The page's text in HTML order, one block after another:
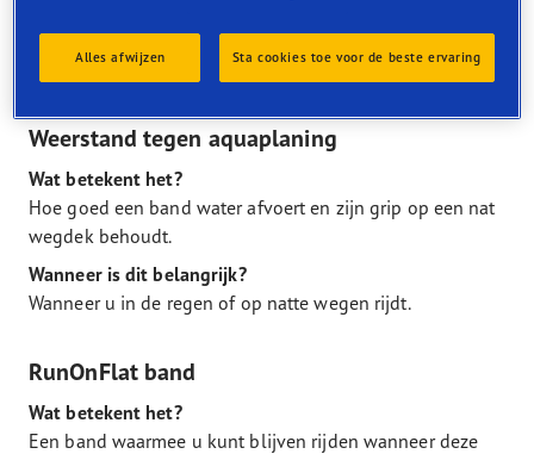
Wanneer is dit belangrijk?
Altijd.
Weerstand tegen aquaplaning
Wat betekent het?
Hoe goed een band water afvoert en zijn grip op een nat
wegdek behoudt.
Wanneer is dit belangrijk?
Wanneer u in de regen of op natte wegen rijdt.
RunOnFlat band
Wat betekent het?
Een band waarmee u kunt blijven rijden wanneer deze
Alles afwijzen Sta cookies toe voor de beste ervaring